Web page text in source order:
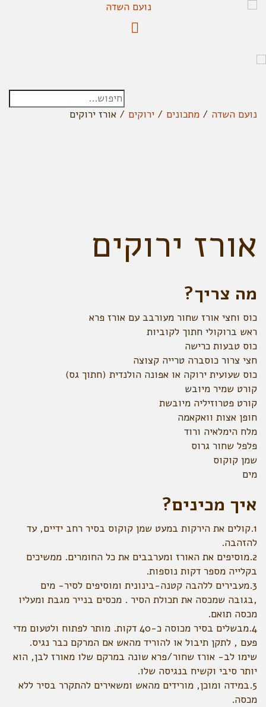
נועם השדה / מתכונים / ירוקים / אורז ירוקים
אורז ירוקים
מה צריך?
כוס וחצי אורז שחור מעורבב עם אורז פרא
ראש ברוקולי חתוך לקוביות
כוס טבעות כרישה
חצי צרור כוסברה טרייה קצוצה
כוס שעועית ירוקה או אפונה הולנדית (חתוך גס)
קורט שמיר מיובש
קורט פטרוזיליה מיובשת
חופן אצות וואקאמה
מלח הימלאיה ורוד
פלפל שחור גרוס
שמן קוקוס
מים
איך מכינים?
1.קולים את הירקות במעט שמן קוקוס בסיר רחב ידיים, עד
להזהבה.
2.מוסיפים את האורז ומערבבים את כל החומרים. ממשיכים
בקלייה מספר דקות נוספות.
3.מעבירים ללהבה קטנה-בינונית ומוסיפים לסיר- מים
,בגובה שמכסה את תכולת הסיר . מכסים בנייר מגבת ומעליו
מכסה תואם.
4.מבשלים בסיר מכוסה כ-40 דקות. מותר לפתוח ולטעום מדי
פעם , לתקן תיבול או להוריד מהאש אם המרקם כבר נגיס.
שימו לב- אורז שחור/פרא שונה במרקם שלו מאורז לבן, הוא
יותר סיבי וקשיח בנגיסה שלו.
5.במידה ומוכן, מורידים מהאש ומשאירים להתקרר בסיר ללא
מכסה.